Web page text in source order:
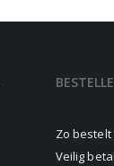
Zo
Veilig